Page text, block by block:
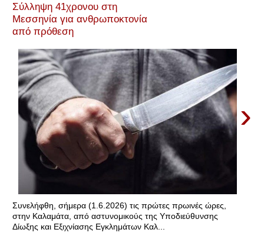
Σύλληψη 41χρονου στη
Μεσσηνία για ανθρωποκτονία
από πρόθεση
›
Συνελήφθη, σήμερα (1.6.2026) τις πρώτες πρωινές ώρες,
στην Καλαμάτα, από αστυνομικούς της Υποδιεύθυνσης
Δίωξης και Εξιχνίασης Εγκλημάτων Καλ...